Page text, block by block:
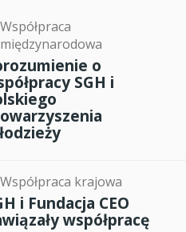
Współpraca
międzynarodowa
o
SGH i
Współpraca krajowa
i Fundacja CEO
współpracę